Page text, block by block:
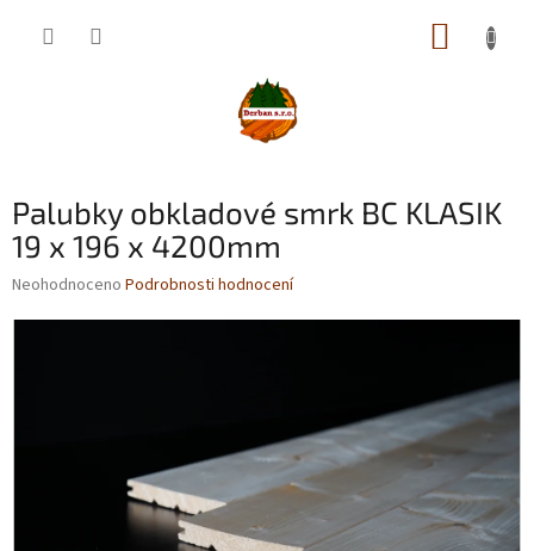
Palubky obkladové smrk BC KLASIK
19 x 196 x 4200mm
Průměrné
Neohodnoceno Podrobnosti hodnocení